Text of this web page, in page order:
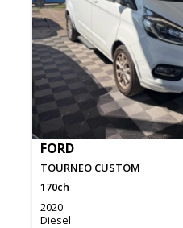
FORD
TOURNEO CUSTOM
170ch
2020
Diesel